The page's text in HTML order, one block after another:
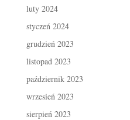
luty 2024
styczeń 2024
grudzień 2023
listopad 2023
październik 2023
wrzesień 2023
sierpień 2023